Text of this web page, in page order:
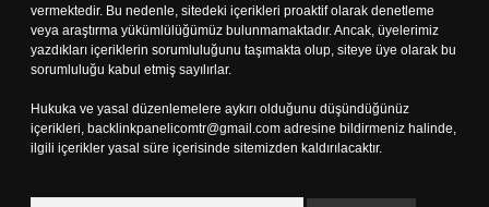
vermektedir. Bu nedenle, sitedeki içerikleri proaktif olarak denetleme
veya araştırma yükümlülüğümüz bulunmamaktadır. Ancak, üyelerimiz
yazdıkları içeriklerin sorumluluğunu taşımakta olup, siteye üye olarak bu
sorumluluğu kabul etmiş sayılırlar.
Hukuka ve yasal düzenlemelere aykırı olduğunu düşündüğünüz
içerikleri, backlinkpanelicomtr@gmail.com adresine bildirmeniz halinde,
ilgili içerikler yasal süre içerisinde sitemizden kaldırılacaktır.